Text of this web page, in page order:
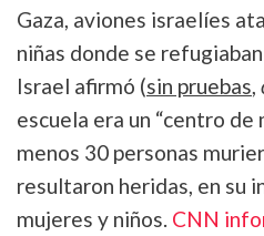
Gaza, aviones israelíes
niñas donde se
Israel afirmó (sin pruebas,
escuela era un “centro de
menos 30 personas
resultaron heridas, en su
mujeres y niños. CNN